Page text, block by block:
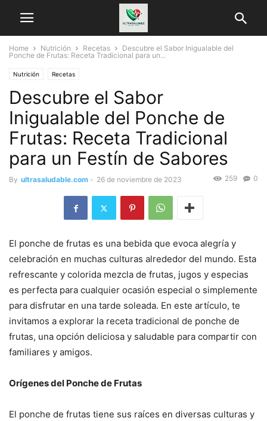
Home Nutrición Recetas
Descubre el Sabor Inigualable del
Ponche de Frutas: Receta Tradicional para un...
Nutrición Recetas
Descubre el Sabor
Inigualable del Ponche de
Frutas: Receta Tradicional
para un Festín de Sabores
By ultrasaludable.com - 26 de noviembre de 2023 0
259
El ponche de frutas es una bebida que evoca alegría y
celebración en muchas culturas alrededor del mundo. Esta
refrescante y colorida mezcla de frutas, jugos y especias
es perfecta para cualquier ocasión especial o simplemente
para disfrutar en una tarde soleada. En este artículo, te
invitamos a explorar la receta tradicional de ponche de
frutas, una opción deliciosa y saludable para compartir con
familiares y amigos.
Orígenes del Ponche de Frutas
El ponche de frutas tiene sus raíces en diversas culturas y